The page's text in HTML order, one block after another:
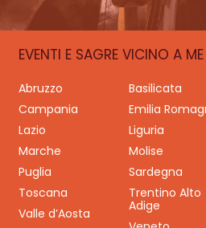
EVENTI E SAGRE VICINO A ME
Abruzzo Basilicata
Campania
Emilia
Lazio
Liguria
Marche
Molise
Puglia
Sardegna
Toscana
Trentino Alto
Adige
Valle d’Aosta